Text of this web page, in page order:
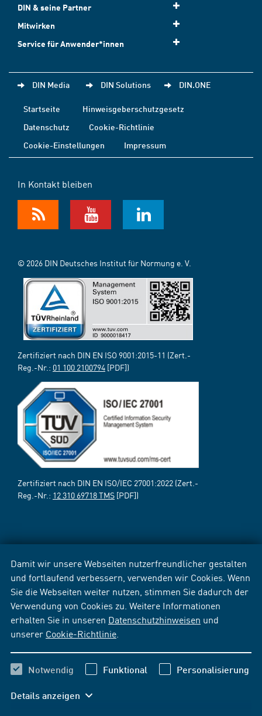
Damit wir unsere Webseiten nutzerfreundlicher gestalten
und fortlaufend verbessern, verwenden wir Cookies. Wenn
Sie die Webseiten weiter nutzen, stimmen Sie dadurch der
Verwendung von Cookies zu. Weitere Informationen
erhalten Sie in unseren Datenschutzhinweisen und
unserer Cookie-Richtlinie
Notwendig Funktional Personalisierung
Details anzeigen
DIN & seine Partner
Mitwirken
Service für Anwender*innen
DIN Media DIN Solutions DIN.ONE
Startseite
Hinweisgeberschutzgesetz
Datenschutz
Cookie-Richtlinie
Cookie-Einstellungen
Impressum
In Kontakt bleiben
© 2026 DIN Deutsches Institut für Normung e. V.
Zertifiziert nach DIN EN ISO 9001:2015-11 (Zert.-
Reg.-Nr.: 01 100 2100794 [PDF])
Zertifiziert nach DIN EN ISO/IEC 27001:2022 (Zert.-
Reg.-Nr.: 12 310 69718 TMS [PDF])